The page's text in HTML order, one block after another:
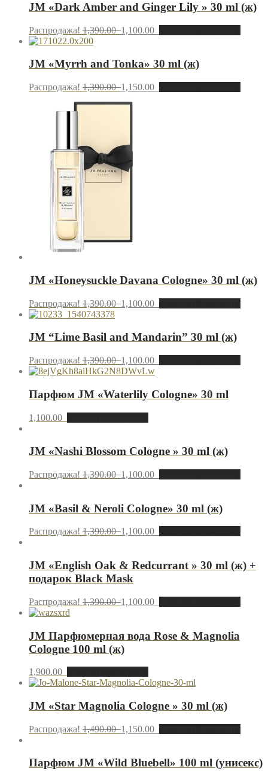
JM «Dark Amber and Ginger Lily » 30 ml (ж)
Распродажа! 1,390.001,100.00
JM «Myrrh and Tonka» 30 ml (ж)
Распродажа! 1,390.001,150.00
JM «Honeysuckle Davana Cologne» 30 ml (ж)
Распродажа! 1,390.001,100.00
JM “Lime Basil and Mandarin” 30 ml (ж)
Распродажа! 1,390.001,100.00
Парфюм JМ «Waterlily Cologne» 30 ml
1,100.00
JM «Nashi Blossom Cologne » 30 ml (ж)
Распродажа! 1,390.001,100.00
JM «Basil & Neroli Cologne» 30 ml (ж)
Распродажа! 1,390.001,100.00
JM «English Oak & Redcurrant » 30 ml (ж) +
подарок Black Mask
Распродажа! 1,390.001,100.00
JM Парфюмерная вода Rose & Magnolia
Cologne 100 ml (ж)
1,900.00
JM «Star Magnolia Cologne » 30 ml (ж)
Распродажа! 1,490.001,150.00
Парфюм JМ «Wild Bluebell» 100 ml (унисекс)